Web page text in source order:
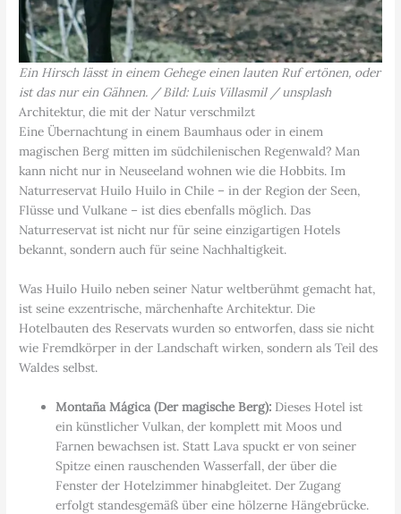
Ein Hirsch lässt in einem Gehege einen lauten Ruf ertönen, oder
ist das nur ein Gähnen. / Bild: Luis Villasmil / unsplash
Architektur, die mit der Natur verschmilzt
Eine Übernachtung in einem Baumhaus oder in einem
magischen Berg mitten im südchilenischen Regenwald? Man
kann nicht nur in Neuseeland wohnen wie die Hobbits. Im
Naturreservat Huilo Huilo in Chile – in der Region der Seen,
Flüsse und Vulkane – ist dies ebenfalls möglich. Das
Naturreservat ist nicht nur für seine einzigartigen Hotels
bekannt, sondern auch für seine Nachhaltigkeit.
Was Huilo Huilo neben seiner Natur weltberühmt gemacht hat,
ist seine exzentrische, märchenhafte Architektur. Die
Hotelbauten des Reservats wurden so entworfen, dass sie nicht
wie Fremdkörper in der Landschaft wirken, sondern als Teil des
Waldes selbst.
Montaña Mágica (Der magische Berg): Dieses Hotel ist
ein künstlicher Vulkan, der komplett mit Moos und
Farnen bewachsen ist. Statt Lava spuckt er von seiner
Spitze einen rauschenden Wasserfall, der über die
Fenster der Hotelzimmer hinabgleitet. Der Zugang
erfolgt standesgemäß über eine hölzerne Hängebrücke.